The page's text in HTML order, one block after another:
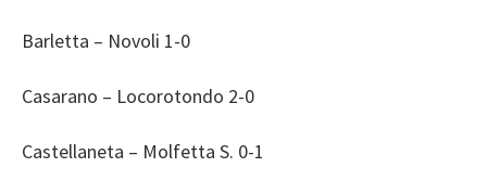
Barletta – Novoli 1-0
Casarano – Locorotondo 2-0
Castellaneta – Molfetta S. 0-1